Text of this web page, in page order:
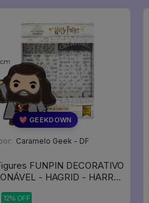
💖 GEEKDOWN
Caramelo Geek - DF
FUNPIN DECORATIVO
- HAGRID - HARRY
12% OFF